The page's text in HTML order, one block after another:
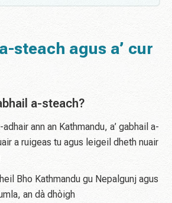
steach agus a’ cur
a-steach?
ann an Kathmandu, a’ gabhail a-
a ruigeas tu agus leigeil dheth nuair
Bho Kathmandu gu Nepalgunj agus
an dà dhòigh